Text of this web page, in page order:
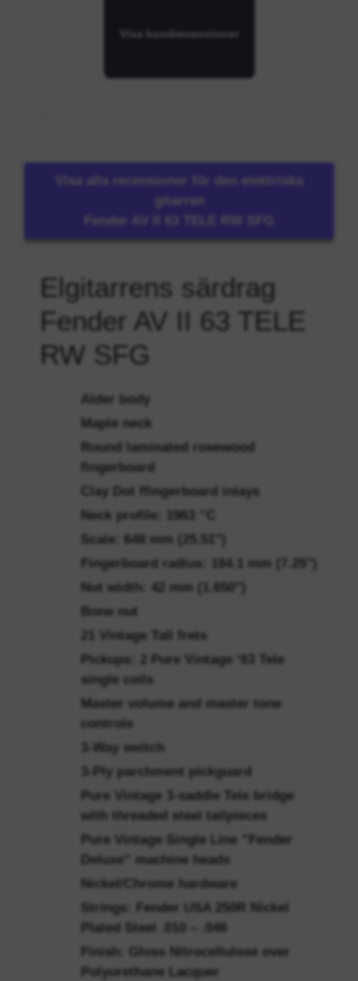
Visa kundrecensioner
Visa alla recensioner för den elektriska
gitarren
Fender AV II 63 TELE RW SFG
Elgitarrens särdrag
Fender AV II 63 TELE
RW SFG
Alder body
Maple neck
Round laminated rosewood
fingerboard
Clay Dot ffingerboard inlays
Neck profile: 1963 ”C
Scale: 648 mm (25.51″)
Fingerboard radius: 184.1 mm (7.25″)
Nut width: 42 mm (1.650″)
Bone nut
21 Vintage Tall frets
Pickups: 2 Pure Vintage ’63 Tele
single coils
Master volume and master tone
controls
3-Way switch
3-Ply parchment pickguard
Pure Vintage 3-saddle Tele bridge
with threaded steel tailpieces
Pure Vintage Single Line ”Fender
Deluxe” machine heads
Nickel/Chrome hardware
Strings: Fender USA 250R Nickel
Plated Steel .010 – .046
Finish: Gloss Nitrocellulose over
Polyurethane Lacquer